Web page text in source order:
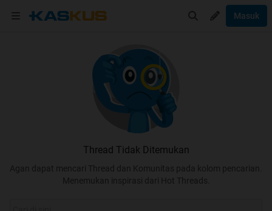
Masuk
Thread Tidak Ditemukan
Agan dapat mencari Thread dan Komunitas pada kolom pencarian.
Menemukan inspirasi dari Hot Threads.